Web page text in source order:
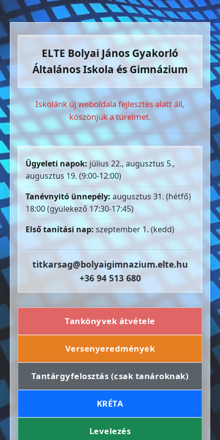
ELTE Bolyai János Gyakorló
Általános Iskola és Gimnázium
Iskolánk új weboldala fejlesztés alatt áll,
köszönjük a türelmet.
Ügyeleti napok: július 22., augusztus 5.,
augusztus 19. (9:00-12:00)
Tanévnyitó ünnepély: augusztus 31. (hétfő)
18:00 (gyülekező 17:30-17:45)
Első tanítási nap: szeptember 1. (kedd)
titkarsag@bolyaigimnazium.elte.hu
+36 94 513 680
Tankönyvek átvétele
Versenyeredmények
Tantárgyfelosztás (csak tanároknak)
KRÉTA
Levelezés